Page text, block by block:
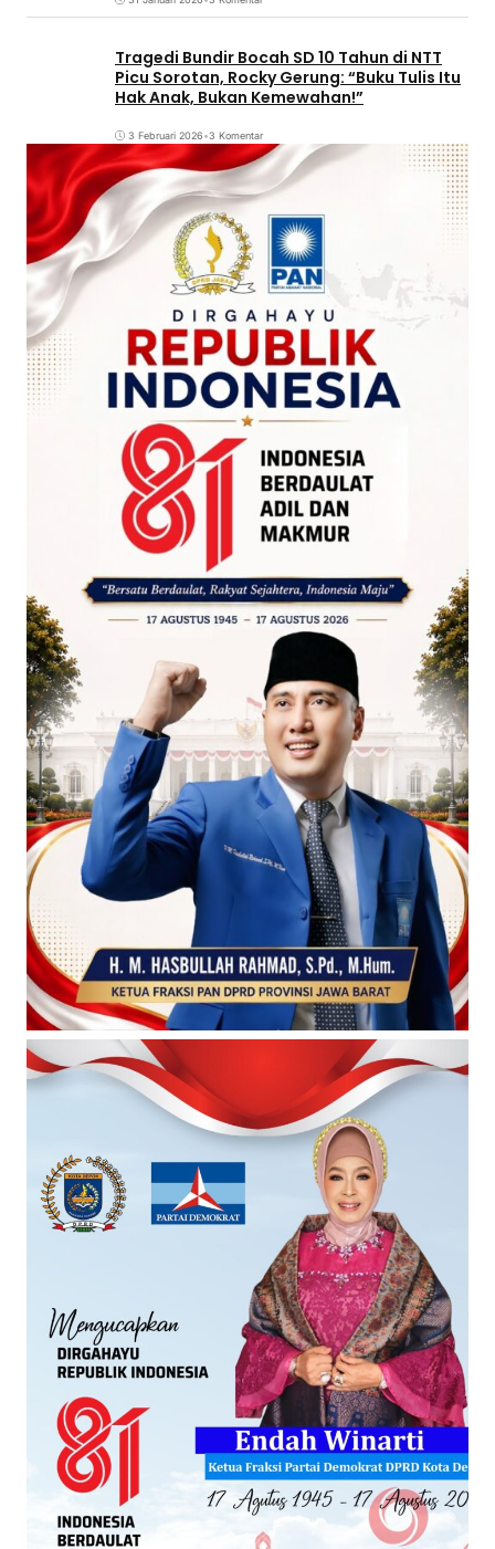
Tragedi Bundir Bocah SD 10 Tahun di NTT
Picu Sorotan, Rocky Gerung: “Buku Tulis Itu
Hak Anak, Bukan Kemewahan!”
3 Februari 2026•3 Komentar